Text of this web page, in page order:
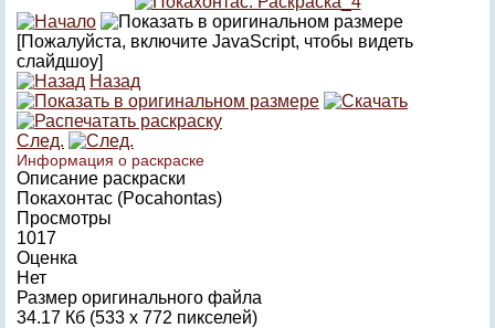
[Пожалуйста, включите JavaScript, чтобы видеть
слайдшоу]
Назад
След.
Информация о раскраске
Описание раскраски
Покахонтас (Pocahontas)
Просмотры
1017
Оценка
Нет
Размер оригинального файла
34.17 Кб (533 x 772 пикселей)